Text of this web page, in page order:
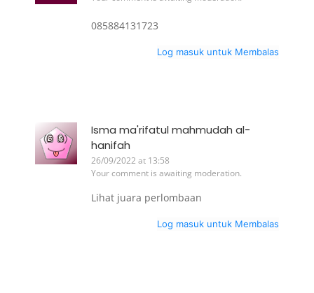
085884131723
Log masuk untuk Membalas
Isma ma'rifatul mahmudah al-
hanifah
26/09/2022 at 13:58
Your comment is awaiting moderation.
Lihat juara perlombaan
Log masuk untuk Membalas